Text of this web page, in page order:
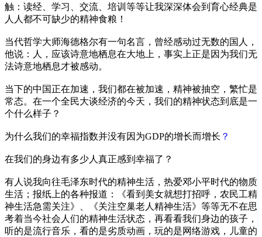
触：读经、学习、交流、培训等等让我深深体会到育心经典是
人人都不可缺少的精神食粮！
当代哲学大师海德格尔有一句名言，曾经感动过无数的国人，
他说：人，应该诗意地栖息在大地上，事实上正是因为我们无
法诗意地栖息才被感动。
当下的中国正在加速，我们都在被加速，精神被抽空，繁忙是
常态。在一个全民大谈经济的今天，我们的精神状态到底是一
个什么样子？
为什么我们的幸福指数并没有因为GDP的增长而增长 ？
在我们的身边有多少人真正感到幸福了？
有人说我向往毛泽东时代的精神生活，热爱邓小平时代的物质
生活；报纸上的各种报道：《看到美女就想打招呼，农民工精
神生活急需关注》、《关注空巢老人精神生活》等等无不在思
考着当今社会人们的精神生活状态，再看看我们身边的孩子，
听的是流行音乐，看的是劣质动画，玩的是网络游戏，儿童的